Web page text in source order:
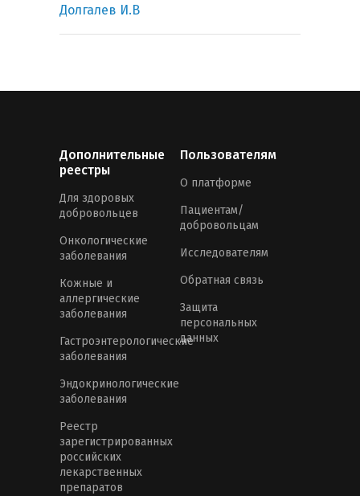
Долгалев И.В
Дополнительные
реестры
Для здоровых
добровольцев
Онкологические
заболевания
Кожные и
аллергические
заболевания
Гастроэнтерологические
заболевания
Эндокринологические
заболевания
Реестр
зарегистрированных
российских
лекарственных
препаратов
Пользователям
О платформе
Пациентам/
добровольцам
Исследователям
Обратная связь
Защита
персональных
данных